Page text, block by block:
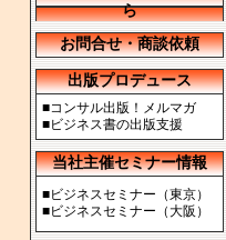
ら
お問合せ・商談依頼
出版プロデュース
■コンサル出版！メルマガ
■ビジネス書の出版支援
当社主催セミナー情報
■ビジネスセミナー（東京）
■ビジネスセミナー（大阪）